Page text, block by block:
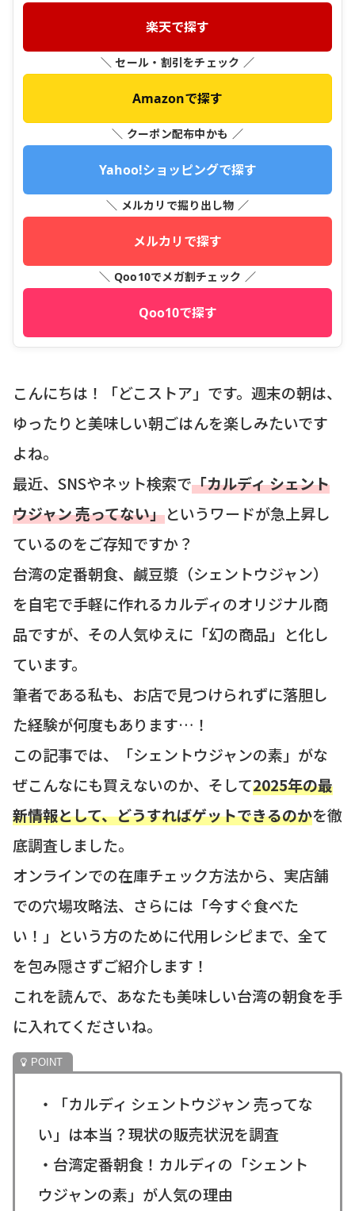
楽天で探す
＼ セール・割引をチェック ／
Amazonで探す
＼ クーポン配布中かも ／
Yahoo!ショッピングで探す
＼ メルカリで掘り出し物 ／
メルカリで探す
＼ Qoo10でメガ割チェック ／
Qoo10で探す
こんにちは！「どこストア」です。週末の朝は、
ゆったりと美味しい朝ごはんを楽しみたいです
よね。
最近、SNSやネット検索で「カルディ シェント
ウジャン 売ってない」というワードが急上昇し
ているのをご存知ですか？
台湾の定番朝食、鹹豆漿（シェントウジャン）
を自宅で手軽に作れるカルディのオリジナル商
品ですが、その人気ゆえに「幻の商品」と化し
ています。
筆者である私も、お店で見つけられずに落胆し
た経験が何度もあります…！
この記事では、「シェントウジャンの素」がな
ぜこんなにも買えないのか、そして2025年の最
新情報として、どうすればゲットできるのかを徹
底調査しました。
オンラインでの在庫チェック方法から、実店舗
での穴場攻略法、さらには「今すぐ食べた
い！」という方のために代用レシピまで、全て
を包み隠さずご紹介します！
これを読んで、あなたも美味しい台湾の朝食を手
に入れてくださいね。
・「カルディ シェントウジャン 売ってな
い」は本当？現状の販売状況を調査
・台湾定番朝食！カルディの「シェント
ウジャンの素」が人気の理由